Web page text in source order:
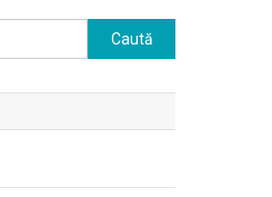
Caută
după: